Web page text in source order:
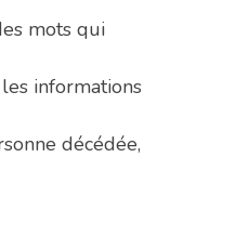
mots qui
informations
décédée,